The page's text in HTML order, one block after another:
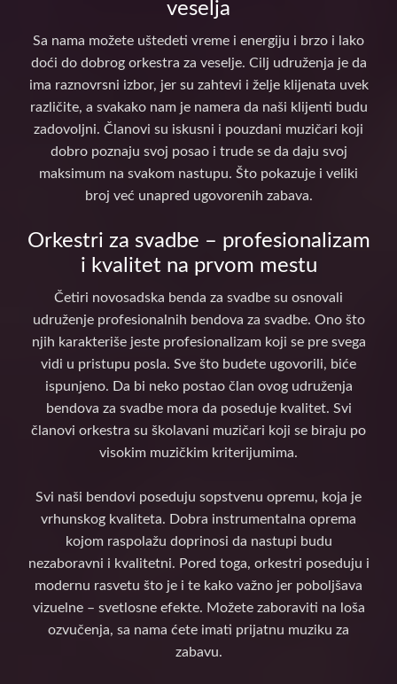
veselja
Sa nama možete uštedeti vreme i energiju i brzo i lako
doći do dobrog orkestra za veselje. Cilj udruženja je da
ima raznovrsni izbor, jer su zahtevi i želje klijenata uvek
različite, a svakako nam je namera da naši klijenti budu
zadovoljni. Članovi su iskusni i pouzdani muzičari koji
dobro poznaju svoj posao i trude se da daju svoj
maksimum na svakom nastupu. Što pokazuje i veliki
broj već unapred ugovorenih zabava.
Orkestri za svadbe – profesionalizam
i kvalitet na prvom mestu
Četiri novosadska benda za svadbe su osnovali
udruženje profesionalnih bendova za svadbe. Ono što
njih karakteriše jeste profesionalizam koji se pre svega
vidi u pristupu posla. Sve što budete ugovorili, biće
ispunjeno. Da bi neko postao član ovog udruženja
bendova za svadbe mora da poseduje kvalitet. Svi
članovi orkestra su školavani muzičari koji se biraju po
visokim muzičkim kriterijumima.
Svi naši bendovi poseduju sopstvenu opremu, koja je
vrhunskog kvaliteta. Dobra instrumentalna oprema
kojom raspolažu doprinosi da nastupi budu
nezaboravni i kvalitetni. Pored toga, orkestri poseduju i
modernu rasvetu što je i te kako važno jer poboljšava
vizuelne – svetlosne efekte. Možete zaboraviti na loša
ozvučenja, sa nama ćete imati prijatnu muziku za
zabavu.